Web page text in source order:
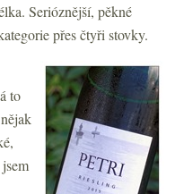
Serióznější, pěkné
přes čtyři stovky.
to